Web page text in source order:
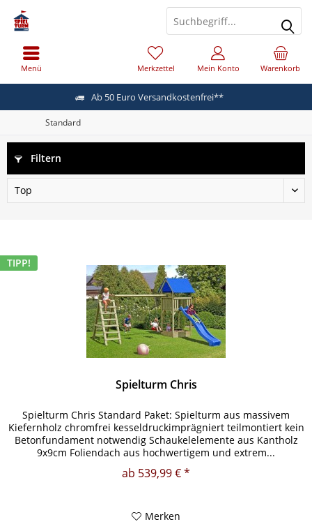
Ab 50 Euro Versandkostenfrei**
Menü Warenkorb
Merkzettel Mein Konto
Standard
Filtern
TIPP!
Spielturm Chris
Spielturm Chris Standard Paket: Spielturm aus massivem
Kiefernholz chromfrei kesseldruckimprägniert teilmontiert kein
Betonfundament notwendig Schaukelelemente aus Kantholz
9x9cm Foliendach aus hochwertigem und extrem...
ab 539,99 € *
Merken